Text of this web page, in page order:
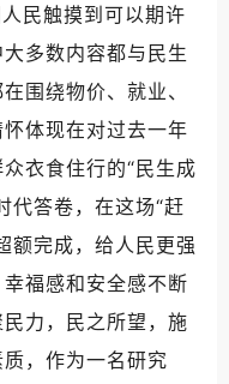
民触摸到可以期许
多数内容都与民生
围绕物价、就业、
体现在对过去一年
衣食住行的“民生成
代答卷，在这场“赶
额完成，给人民更强
福感和安全感不断
力，民之所望，施
，作为一名研究